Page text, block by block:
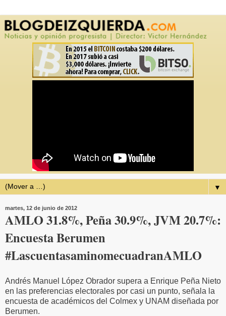
▼
martes, 12 de junio de 2012
AMLO 31.8%, Peña 30.9%, JVM 20.7%:
Encuesta Berumen
#LascuentasaminomecuadranAMLO
Andrés Manuel López Obrador supera a Enrique Peña Nieto
en las preferencias electorales por casi un punto, señala la
encuesta de académicos del Colmex y UNAM diseñada por
Berumen.